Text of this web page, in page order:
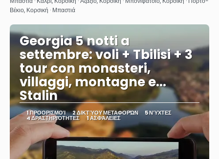
Βέκιο, Κορσική · Μπαστιά
Georgia 5 notti a
settembre: voli + Tbilisi + 3
tour con monasteri,
villaggi, montagne e...
Stalin
1 ΠΡΟΟΡΙΣΜΟΊ 2 ΔΙΚΤΎΟΥ ΜΕΤΑΦΟΡΏΝ 5 ΝΎΧΤΕΣ
4 ΔΡΑΣΤΗΡΙΌΤΗΤΕΣ 1 ΑΣΦΆΛΕΙΕΣ